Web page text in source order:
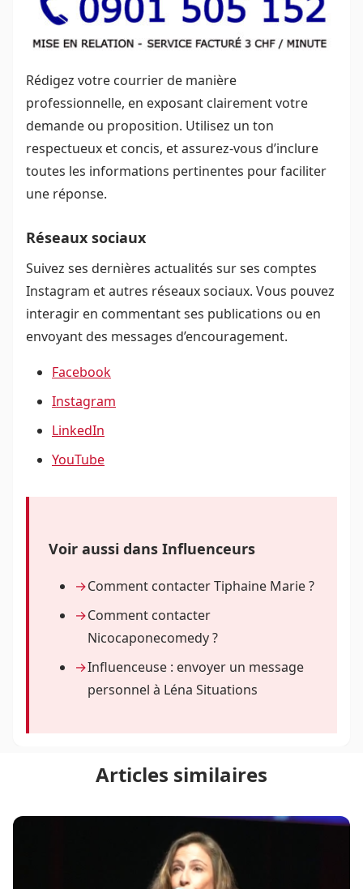
Rédigez votre courrier de manière
professionnelle, en exposant clairement votre
demande ou proposition. Utilisez un ton
respectueux et concis, et assurez-vous d’inclure
toutes les informations pertinentes pour faciliter
une réponse.
Réseaux sociaux
Suivez ses dernières actualités sur ses comptes
Instagram et autres réseaux sociaux. Vous pouvez
interagir en commentant ses publications ou en
envoyant des messages d’encouragement.
Facebook
Instagram
LinkedIn
YouTube
Voir aussi dans Influenceurs
Comment contacter Tiphaine Marie ?
Comment contacter
Nicocaponecomedy ?
Influenceuse : envoyer un message
personnel à Léna Situations
Articles similaires